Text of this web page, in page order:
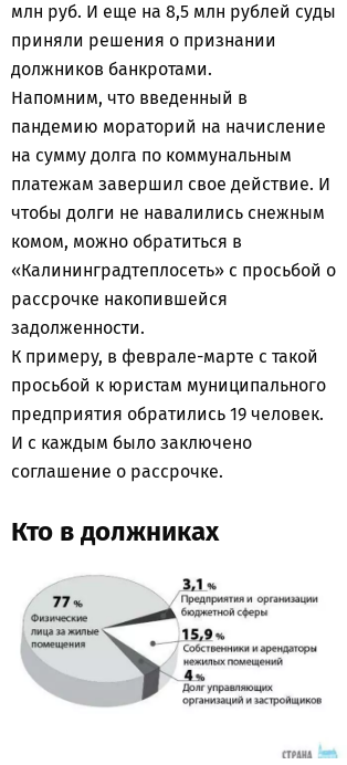
млн руб. И еще на 8,5 млн рублей суды
приняли решения о признании
должников банкротами.
Напомним, что введенный в
пандемию мораторий на начисление
на сумму долга по коммунальным
платежам завершил свое действие. И
чтобы долги не навалились снежным
комом, можно обратиться в
«Калининградтеплосеть» с просьбой о
рассрочке накопившейся
задолженности.
К примеру, в феврале-марте с такой
просьбой к юристам муниципального
предприятия обратились 19 человек.
И с каждым было заключено
соглашение о рассрочке.
Кто в должниках